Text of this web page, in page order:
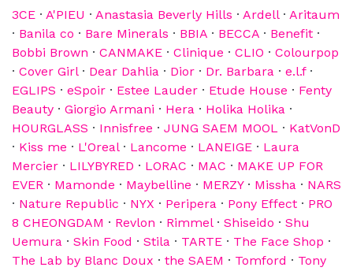
3CE · A'PIEU · Anastasia Beverly Hills · Ardell· Aritaum
· Banila co · Bare Minerals · BBIA · BECCA · Benefit ·
Bobbi Brown · CANMAKE · Clinique · CLIO · Colourpop
· Cover Girl· Dear Dahlia · Dior · Dr. Barbara · e.l.f·
EGLIPS · eSpoir · Estee Lauder · Etude House · Fenty
Beauty · Giorgio Armani · Hera · Holika Holika ·
HOURGLASS · Innisfree · JUNG SAEM MOOL · KatVonD
· Kiss me · L'Oreal· Lancome · LANEIGE · Laura
Mercier · LILYBYRED · LORAC · MAC · MAKE UP FOR
EVER · Mamonde · Maybelline · MERZY· Missha · NARS
· Nature Republic · NYX · Peripera · Pony Effect · PRO
8 CHEONGDAM · Revlon · Rimmel· Shiseido · Shu
Uemura · Skin Food · Stila · TARTE · The Face Shop ·
The Lab by Blanc Doux · the SAEM · Tomford · Tony